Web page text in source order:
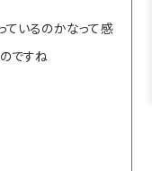
ているのかなって感
ですね